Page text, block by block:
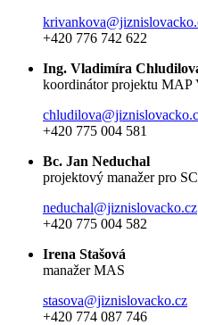
+420 776 742 622
Ing. Vladimíra
koordinátor projektu MAP
+420 775 004 581
Bc. Jan Neduchal
projektový manažer pro
neduchal@jiznislovacko.cz
+420 775 004 582
Irena Stašová
manažer MAS
stasova@jiznislovacko.cz
+420 774 087 746